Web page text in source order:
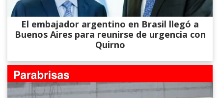
El embajador argentino en Brasil llegó a
Buenos Aires para reunirse de urgencia con
Quirno